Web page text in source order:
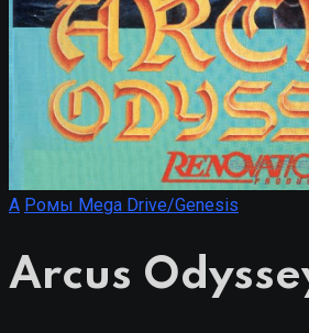
A Ромы Mega Drive/Genesis
Arcus